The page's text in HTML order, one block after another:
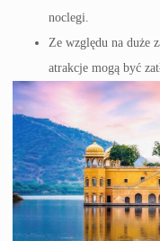
noclegi.
Ze względu na duże
atrakcje mogą być